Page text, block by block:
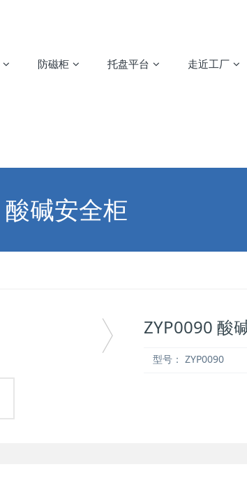
防磁柜 托盘平台 走近工厂
酸碱安全柜
ZYP0090 酸
型号： ZYP0090